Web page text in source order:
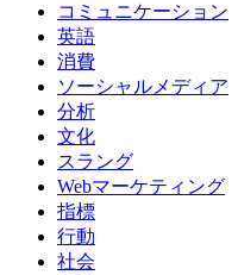
コミュニケーション
英語
消費
ソーシャルメディア
分析
文化
スラング
Webマーケティング
指標
行動
社会